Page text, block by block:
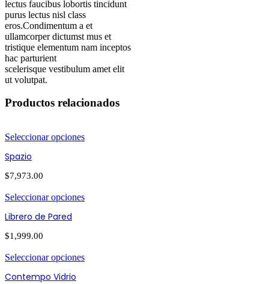
lectus faucibus lobortis tincidunt
purus lectus nisl class
eros.Condimentum a et
ullamcorper dictumst mus et
tristique elementum nam inceptos
hac parturient
scelerisque vestibulum amet elit
ut volutpat.
Productos relacionados
Seleccionar opciones
Spazio
$7,973.00
Seleccionar opciones
Librero de Pared
$1,999.00
Seleccionar opciones
Contempo Vidrio